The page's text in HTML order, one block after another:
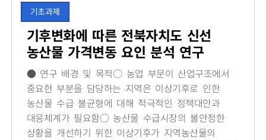
기초과제
기후변화에 따른 전북자치도 신선
농산물 가격변동 요인 분석 연구
● 연구 배경 및 목적○ 농업 부문이 산업구조에서
중요한 부분을 담당하는 지역은 이상기후로 인한
농산물 수급 불균형에 대해 적극적인 정책대안과
대응체계가 필요함○ 농산물 수급시장의 불안정한
상황을 개선하기 위한 이상기후가 지역농산물의